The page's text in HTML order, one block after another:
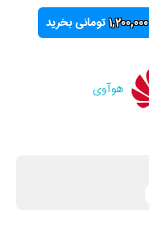
1,200,000تومانی بخرید
هوآوی